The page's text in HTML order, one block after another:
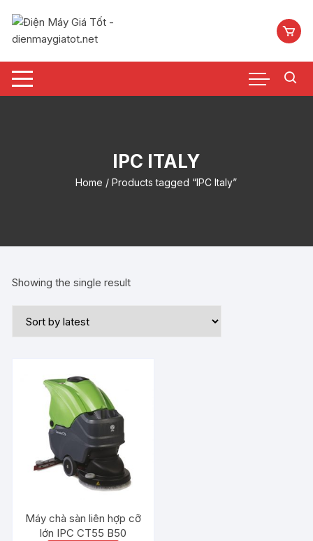
nội
IPC ITALY
Home / Products tagged “IPC Italy”
Showing the single result
Máy chà sàn liên hợp cỡ
lớn IPC CT55 B50